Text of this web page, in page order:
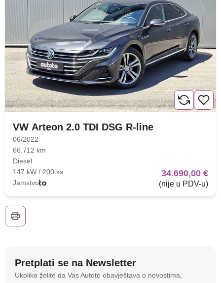
VW Arteon 2.0 TDI DSG R-line
06/2022
66.712 km
Diesel
147 kW / 200 ks
Jamstvo
34.690,00 €
(nije u PDV-u)
Pretplati se na Newsletter
Ukoliko želite da Vas Autoto obavještava o novostima,
Brza pretraga Napredna pretraga
Traži
Na stranici